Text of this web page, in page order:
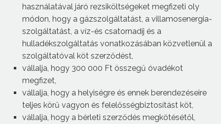
használatával járó rezsiköltségeket megfizeti oly
módon, hogy a gázszolgáltatást, a villamosenergia-
szolgáltatást, a víz-és csatornadíj és a
hulladékszolgáltatás vonatkozásában közvetlenül a
szolgáltatóval köt szerződést,
vállalja, hogy 300 000 Ft összegű óvadékot
megfizet,
vállalja, hogy a helyiségre és ennek berendezéseire
teljes körű vagyon és felelősségbiztosítást köt,
vállalja, hogy a bérleti szerződés megkötésétől,